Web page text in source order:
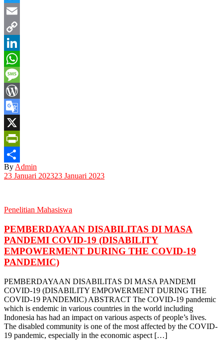
Twitter
Email
Copy
Link
LinkedIn
WhatsApp
Message
WordPress
Google
Translate
X
PrintFriendly
Share
By Admin
23 Januari 202323 Januari 2023
Penelitian Mahasiswa
PEMBERDAYAAN DISABILITAS DI MASA
PANDEMI COVID-19 (DISABILITY
EMPOWERMENT DURING THE COVID-19
PANDEMIC)
PEMBERDAYAAN DISABILITAS DI MASA PANDEMI
COVID-19 (DISABILITY EMPOWERMENT DURING THE
COVID-19 PANDEMIC) ABSTRACT The COVID-19 pandemic
which is endemic in various countries in the world including
Indonesia has had an impact on various aspects of people’s lives.
The disabled community is one of the most affected by the COVID-
19 pandemic, especially in the economic aspect […]